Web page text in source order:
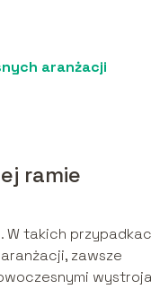
aranżacji
ramie
W takich
zawsze